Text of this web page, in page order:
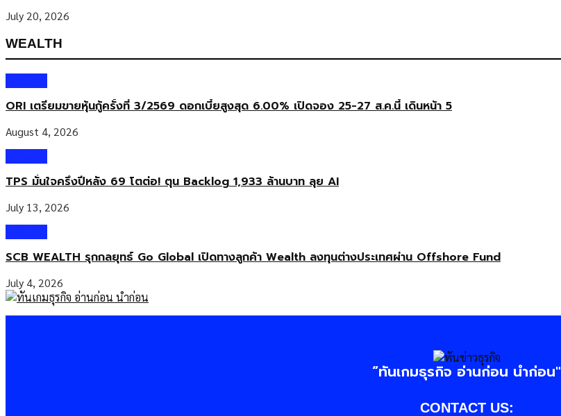
July 20, 2026
WEALTH
ORI เตรียมขายหุ้นกู้ครั้งที่ 3/2569 ดอกเบี้ยสูงสุด 6.00% เปิดจอง 25-27 ส.ค.นี้ เดินหน้า 5
August 4, 2026
TPS มั่นใจครึ่งปีหลัง 69 โตต่อ! ตุน Backlog 1,933 ล้านบาท ลุย AI
July 13, 2026
SCB WEALTH รุกกลยุทธ์ Go Global เปิดทางลูกค้า Wealth ลงทุนต่างประเทศผ่าน Offshore Fund
July 4, 2026
“ทันเกมธุรกิจ อ่านก่อน นำก่อน"
CONTACT US: